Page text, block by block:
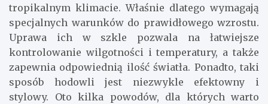
tropikalnym klimacie. Właśnie dlatego wymagają
specjalnych warunków do prawidłowego wzrostu.
Uprawa ich w szkle pozwala na łatwiejsze
kontrolowanie wilgotności i temperatury, a także
zapewnia odpowiednią ilość światła. Ponadto, taki
sposób hodowli jest niezwykle efektowny i
stylowy. Oto kilka powodów, dla których warto